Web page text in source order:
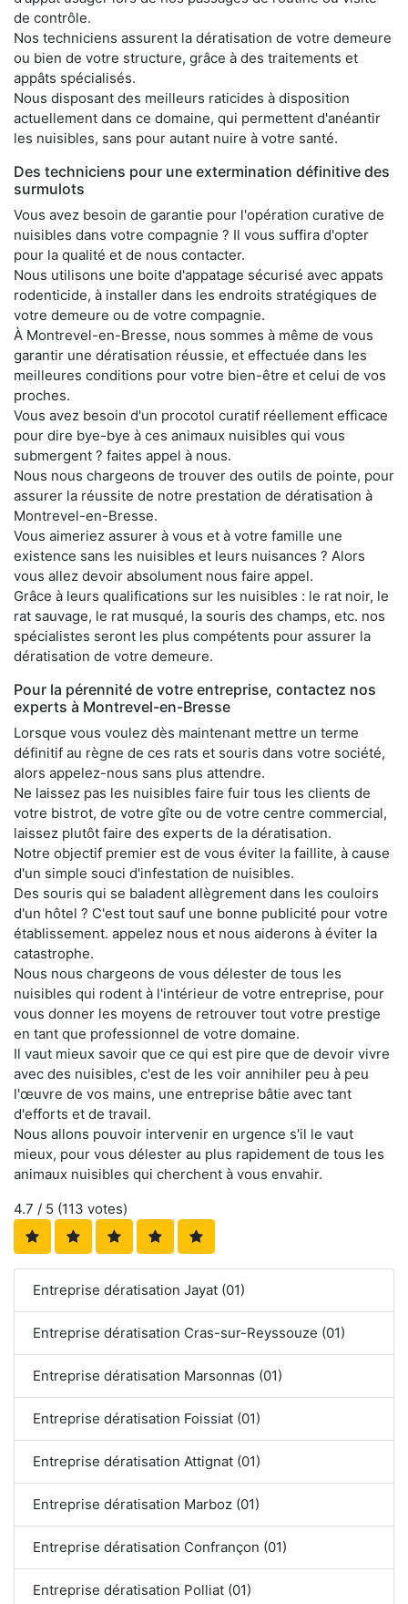
de contrôle.
Nos techniciens assurent la dératisation de votre demeure
ou bien de votre structure, grâce à des traitements et
appâts spécialisés.
Nous disposant des meilleurs raticides à disposition
actuellement dans ce domaine, qui permettent d'anéantir
les nuisibles, sans pour autant nuire à votre santé.
Des techniciens pour une extermination définitive des
surmulots
Vous avez besoin de garantie pour l'opération curative de
nuisibles dans votre compagnie ? Il vous suffira d'opter
pour la qualité et de nous contacter.
Nous utilisons une boite d'appatage sécurisé avec appats
rodenticide, à installer dans les endroits stratégiques de
votre demeure ou de votre compagnie.
À Montrevel-en-Bresse, nous sommes à même de vous
garantir une dératisation réussie, et effectuée dans les
meilleures conditions pour votre bien-être et celui de vos
proches.
Vous avez besoin d'un procotol curatif réellement efficace
pour dire bye-bye à ces animaux nuisibles qui vous
submergent ? faites appel à nous.
Nous nous chargeons de trouver des outils de pointe, pour
assurer la réussite de notre prestation de dératisation à
Montrevel-en-Bresse.
Vous aimeriez assurer à vous et à votre famille une
existence sans les nuisibles et leurs nuisances ? Alors
vous allez devoir absolument nous faire appel.
Grâce à leurs qualifications sur les nuisibles : le rat noir, le
rat sauvage, le rat musqué, la souris des champs, etc. nos
spécialistes seront les plus compétents pour assurer la
dératisation de votre demeure.
Pour la pérennité de votre entreprise, contactez nos
experts à Montrevel-en-Bresse
Lorsque vous voulez dès maintenant mettre un terme
définitif au règne de ces rats et souris dans votre société,
alors appelez-nous sans plus attendre.
Ne laissez pas les nuisibles faire fuir tous les clients de
votre bistrot, de votre gîte ou de votre centre commercial,
laissez plutôt faire des experts de la dératisation.
Notre objectif premier est de vous éviter la faillite, à cause
d'un simple souci d'infestation de nuisibles.
Des souris qui se baladent allègrement dans les couloirs
d'un hôtel ? C'est tout sauf une bonne publicité pour votre
établissement. appelez nous et nous aiderons à éviter la
catastrophe.
Nous nous chargeons de vous délester de tous les
nuisibles qui rodent à l'intérieur de votre entreprise, pour
vous donner les moyens de retrouver tout votre prestige
en tant que professionnel de votre domaine.
Il vaut mieux savoir que ce qui est pire que de devoir vivre
avec des nuisibles, c'est de les voir annihiler peu à peu
l'œuvre de vos mains, une entreprise bâtie avec tant
d'efforts et de travail.
Nous allons pouvoir intervenir en urgence s'il le vaut
mieux, pour vous délester au plus rapidement de tous les
animaux nuisibles qui cherchent à vous envahir.
4.7 / 5 (113 votes)
Entreprise dératisation Jayat (01)
Entreprise dératisation Cras-sur-Reyssouze (01)
Entreprise dératisation Marsonnas (01)
Entreprise dératisation Foissiat (01)
Entreprise dératisation Attignat (01)
Entreprise dératisation Marboz (01)
Entreprise dératisation Confrançon (01)
Entreprise dératisation Polliat (01)